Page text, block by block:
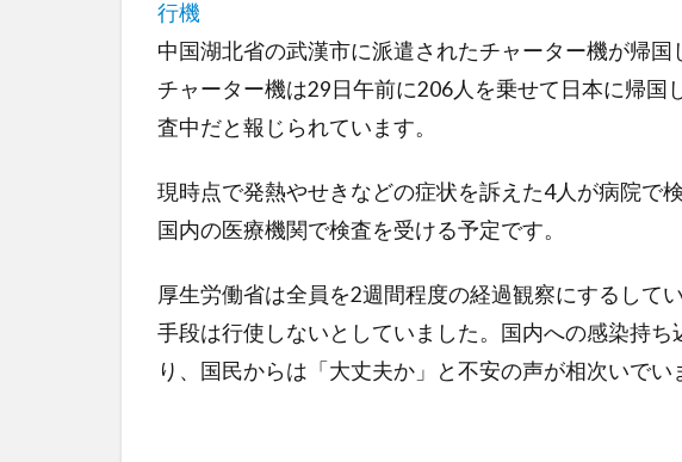
行機
中国湖北省の武漢市に派遣されたチャーター機が帰国
チャーター機は29日午前に206人を乗せて日本に帰国
査中だと報じられています。
現時点で発熱やせきなどの症状を訴えた4人が病院で
国内の医療機関で検査を受ける予定です。
厚生労働省は全員を2週間程度の経過観察にするして
手段は行使しないとしていました。国内への感染持
り、国民からは「大丈夫か」と不安の声が相次いでい